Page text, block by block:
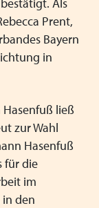
Schließen
Schließen
Schließen
in
Prent,
Bayern
in
ließ
zur Wahl
Hasenfuß
für die
im
in den